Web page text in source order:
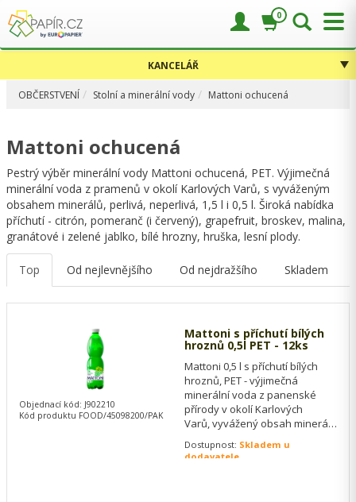
KANCELÁŘ
OBČERSTVENÍ Stolní a minerální vody Mattoni ochucená
Mattoni ochucená
Pestrý výběr minerální vody Mattoni ochucená, PET. Výjimečná
minerální voda z pramenů v okolí Karlových Varů, s vyváženým
obsahem minerálů, perlivá, neperlivá, 1,5 l i 0,5 l. Široká nabídka
příchutí - citrón, pomeranč (i červený), grapefruit, broskev, malina,
granátové i zelené jablko, bílé hrozny, hruška, lesní plody.
Top Od nejlevnějšího Od nejdražšího Skladem
Mattoni s příchutí bílých
hroznů 0,5l PET - 12ks
Mattoni 0,5 l s příchutí bílých
hroznů, PET - výjimečná
minerální voda z panenské
přírody v okolí Karlových
Varů, vyvážený obsah minerálů,
života, ke…
Dostupnost: Skladem u
dodavatele
Objednací kód: J902210
Kód produktu FOOD/45098200/PAK
0